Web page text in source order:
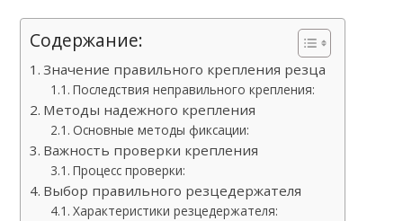
Содержание:
Значение правильного крепления резца
Последствия неправильного крепления:
Методы надежного крепления
Основные методы фиксации:
Важность проверки крепления
Процесс проверки:
Выбор правильного резцедержателя
Характеристики резцедержателя: